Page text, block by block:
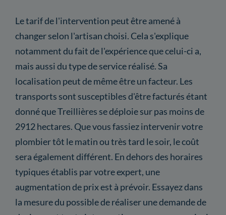
Le tarif de l'intervention peut être amené à
changer selon l'artisan choisi. Cela s'explique
notamment du fait de l'expérience que celui-ci a,
mais aussi du type de service réalisé. Sa
localisation peut de même être un facteur. Les
transports sont susceptibles d'être facturés étant
donné que Treillières se déploie sur pas moins de
2912 hectares. Que vous fassiez intervenir votre
plombier tôt le matin ou très tard le soir, le coût
sera également différent. En dehors des horaires
typiques établis par votre expert, une
augmentation de prix est à prévoir. Essayez dans
la mesure du possible de réaliser une demande de